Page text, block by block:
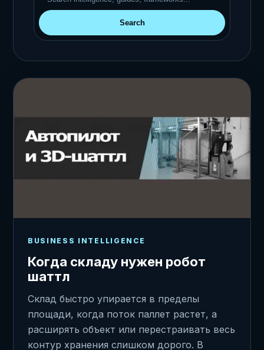
Search
BUSINESS INTELLIGENCE
Когда складу нужен робот
шаттл
Склад быстро упирается в пределы
площади, когда поток паллет растет, а
расширять объект или перестраивать весь
контур хранения слишком дорого. В